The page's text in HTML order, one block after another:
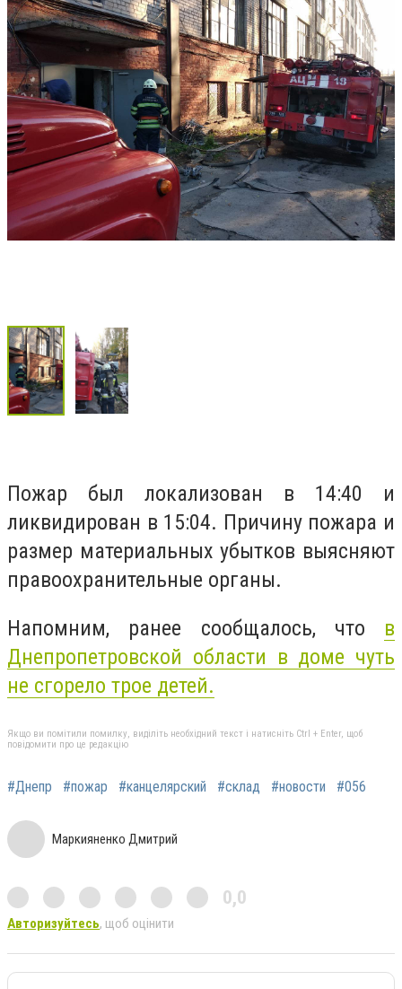
Пожар был локализован в 14:40 и
ликвидирован в 15:04. Причину пожара и
размер материальных убытков выясняют
правоохранительные органы.
Напомним, ранее сообщалось, что в
Днепропетровской области в доме чуть
не сгорело трое детей.
Якщо ви помітили помилку, виділіть необхідний текст і натисніть Ctrl + Enter, щоб
повідомити про це редакцію
#Днепр #пожар #канцелярский #склад #новости #056
Маркияненко Дмитрий
0,0
Авторизуйтесь, щоб оцінити